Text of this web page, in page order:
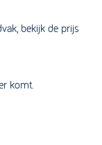
bekijk de prijs
komt.